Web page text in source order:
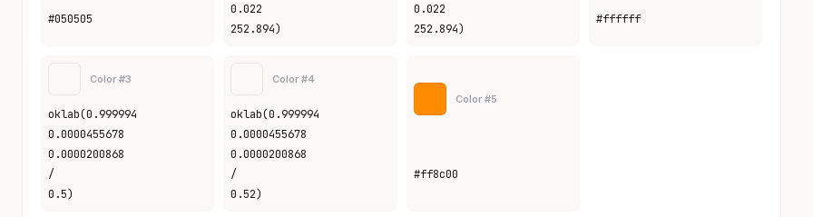
#050505
0.022
252.894)
0.022
252.894)
#ffffff
Color #3
oklab(0.999994
0.0000455678
0.0000200868
/
0.5)
Color #4
oklab(0.999994
0.0000455678
0.0000200868
/
0.52)
Color #5
#ff8c00